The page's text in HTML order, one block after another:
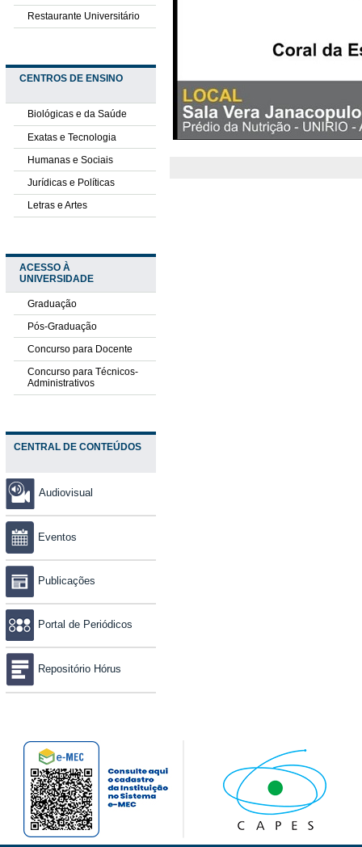
Restaurante Universitário
CENTROS DE ENSINO
Biológicas e da Saúde
Exatas e Tecnologia
Humanas e Sociais
Jurídicas e Políticas
Letras e Artes
ACESSO À
UNIVERSIDADE
Graduação
Pós-Graduação
Concurso para Docente
Concurso para Técnicos-
Administrativos
CENTRAL DE CONTEÚDOS
Audiovisual
Eventos
Publicações
Portal de Periódicos
Repositório Hórus